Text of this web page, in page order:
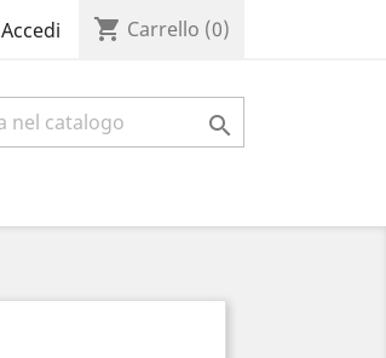
Accedi shopping_cart Carrello (0)
